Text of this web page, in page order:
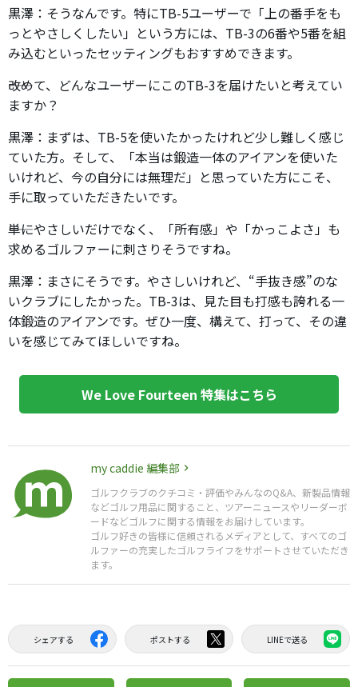
黒澤：そうなんです。特にTB-5ユーザーで「上の番手をも
っとやさしくしたい」という方には、TB-3の6番や5番を組
み込むといったセッティングもおすすめできます。
――改めて、どんなユーザーにこのTB-3を届けたいと考えてい
ますか？
黒澤：まずは、TB-5を使いたかったけれど少し難しく感じ
ていた方。そして、「本当は鍛造一体のアイアンを使いた
いけれど、今の自分には無理だ」と思っていた方にこそ、
手に取っていただきたいです。
――単にやさしいだけでなく、「所有感」や「かっこよさ」も
求めるゴルファーに刺さりそうですね。
黒澤：まさにそうです。やさしいけれど、“手抜き感”のな
いクラブにしたかった。TB-3は、見た目も打感も誇れる一
体鍛造のアイアンです。ぜひ一度、構えて、打って、その違
いを感じてみてほしいですね。
We Love Fourteen 特集はこちら
my caddie 編集部
ゴルフクラブのクチコミ・評価やみんなのQ&A、新製品情報
などゴルフ用品に関すること、ツアーニュースやリーダーボ
ードなどゴルフに関する情報をお届けしています。
ゴルフ好きの皆様に信頼されるメディアとして、すべてのゴ
ルファーの充実したゴルフライフをサポートさせていただき
ます。
シェアする ポストする LINEで送る